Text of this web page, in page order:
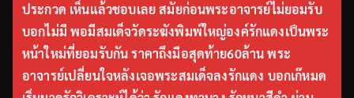
ประกวด เห็นแล้วชอบเลย สมัยก่อนพระอาจารย์ไม่ยอมรับ
บอกไม่มี พอมีสมเด็จวัดระฆังพิมพ์ใหญ่องค์รักแดงเป็นพระ
หน้าใหม่ที่ยอมรับกัน ราคาถึงมือสุดท้าย60ล้าน พระ
อาจารย์เปลี่ยนใจหลังเจอพระสมเด็จลงรักแดง บอกเก๊หมด